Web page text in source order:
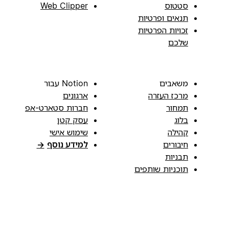
סטטוס
תנאים ופרטיות
זכויות הפרטיות
שלכם
Web Clipper
משאבים
מרכז העזרה
תמחור
בלוג
קהילה
חיבורים
תבניות
תוכניות שותפים
Notion עבור
ארגונים
חברות סטארט-אפ
עסק קטן
שימוש אישי
למידע נוסף →